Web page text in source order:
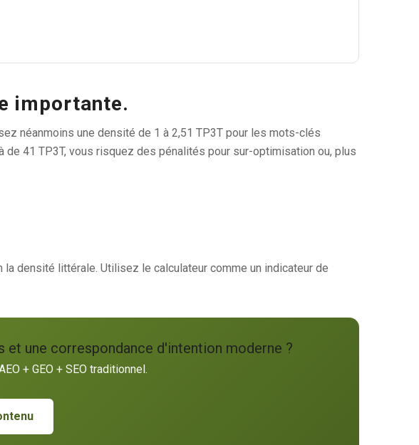
importante.
néanmoins une densité de 1 à 2,51 TP3T pour les mots-clés
de 41 TP3T, vous risquez des pénalités pour sur-optimisation ou, plus
densité littérale. Utilisez le calculateur comme un indicateur de
et une correspondance d'intention moderne ?
+ GEO + SEO traditionnel.